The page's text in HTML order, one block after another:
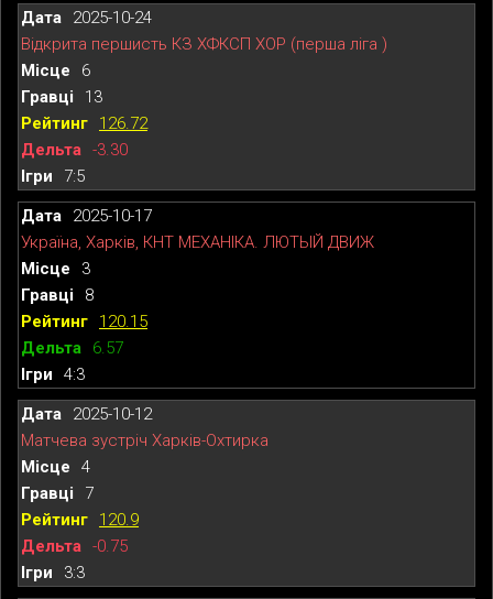
2025-10-24
Відкрита першисть КЗ ХФКСП ХОР (перша ліга )
6
13
126.72
-3.30
7:5
2025-10-17
Україна, Харків, КНТ МЕХАНІКА. ЛЮТЫЙ ДВИЖ
3
8
120.15
6.57
4:3
2025-10-12
Матчева зустріч Харків-Охтирка
4
7
120.9
-0.75
3:3